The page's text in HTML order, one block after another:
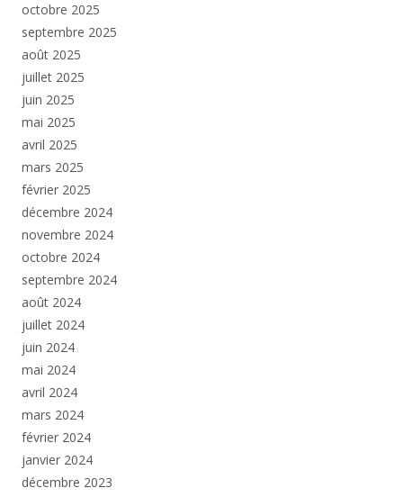
octobre 2025
septembre 2025
août 2025
juillet 2025
juin 2025
mai 2025
avril 2025
mars 2025
février 2025
décembre 2024
novembre 2024
octobre 2024
septembre 2024
août 2024
juillet 2024
juin 2024
mai 2024
avril 2024
mars 2024
février 2024
janvier 2024
décembre 2023